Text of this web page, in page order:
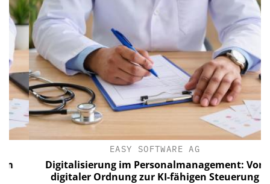
EASY SOFTWARE AG
Digitalisierung im Personalmanagement: Von
digitaler Ordnung zur KI-fähigen Steuerung